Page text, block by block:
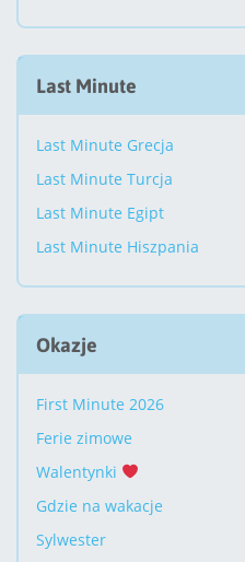
Last Minute
Last Minute Grecja
Last Minute Turcja
Last Minute Egipt
Last Minute Hiszpania
Okazje
First Minute 2026
Ferie zimowe
Walentynki
Gdzie na wakacje
Sylwester